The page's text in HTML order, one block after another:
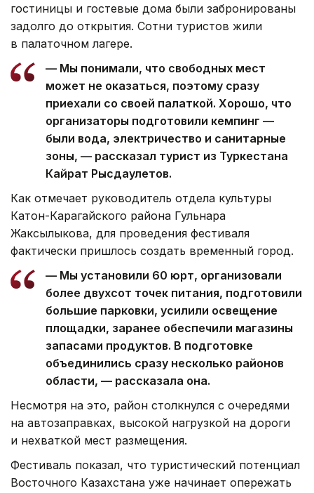
гостиницы и гостевые дома были забронированы
задолго до открытия. Сотни туристов жили
в палаточном лагере.
— Мы понимали, что свободных мест
может не оказаться, поэтому сразу
приехали со своей палаткой. Хорошо, что
организаторы подготовили кемпинг —
были вода, электричество и санитарные
зоны, — рассказал турист из Туркестана
Кайрат Рысдаулетов.
Как отмечает руководитель отдела культуры
Катон-Карагайского района Гульнара
Жаксылыкова, для проведения фестиваля
фактически пришлось создать временный город.
— Мы установили 60 юрт, организовали
более двухсот точек питания, подготовили
большие парковки, усилили освещение
площадки, заранее обеспечили магазины
запасами продуктов. В подготовке
объединились сразу несколько районов
области, — рассказала она.
Несмотря на это, район столкнулся с очередями
на автозаправках, высокой нагрузкой на дороги
и нехваткой мест размещения.
Фестиваль показал, что туристический потенциал
Восточного Казахстана уже начинает опережать